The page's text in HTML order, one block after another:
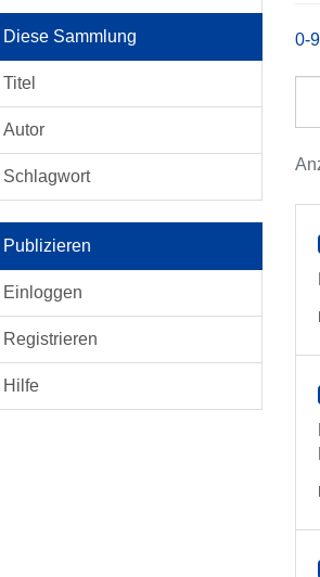
Diese Sammlung
Titel
Autor
Schlagwort
Publizieren
Einloggen
Registrieren
Hilfe
0-9